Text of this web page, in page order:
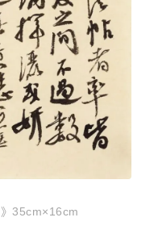
35cm×16cm